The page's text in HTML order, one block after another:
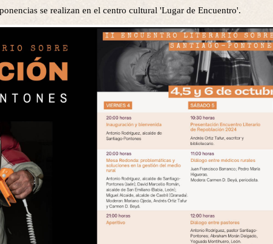
se realizan en el centro cultural 'Lugar de Encuentro'.